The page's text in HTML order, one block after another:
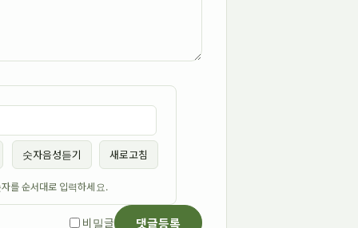
숫자음성듣기 새로고침
를 순서대로 입력하세요.
비밀글 댓글등록